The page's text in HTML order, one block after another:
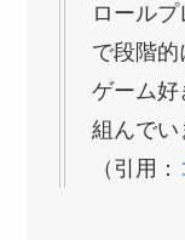
ロール
で段階的
ゲーム好
組んでい
（引用：